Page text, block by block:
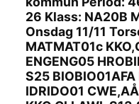
26 Klass: NA20B
Onsdag 11/11
MATMAT01c
ENGENG05
S25
IDRIDO01